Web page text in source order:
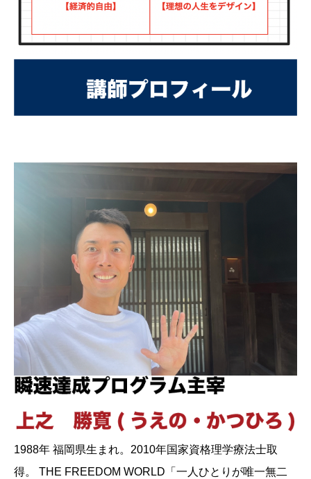
1988年 福岡県生まれ。2010年国家資格理学療法士取
得。 THE FREEDOM WORLD「一人ひとりが唯一無二